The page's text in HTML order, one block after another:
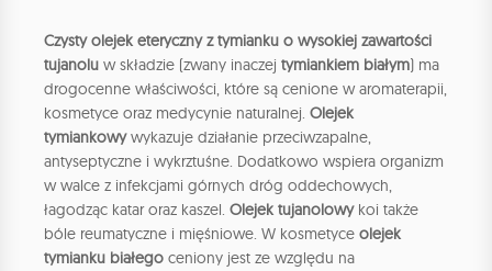
Czysty olejek eteryczny z tymianku o wysokiej zawartości
tujanolu w składzie (zwany inaczej tymiankiem białym) ma
drogocenne właściwości, które są cenione w aromaterapii,
kosmetyce oraz medycynie naturalnej. Olejek
tymiankowywykazuje działanie przeciwzapalne,
antyseptyczne i wykrztuśne. Dodatkowo wspiera organizm
w walce z infekcjami górnych dróg oddechowych,
łagodząc katar oraz kaszel. Olejek tujanolowykoi także
bóle reumatyczne i mięśniowe. W kosmetyce olejek
tymianku białego ceniony jest ze względu na